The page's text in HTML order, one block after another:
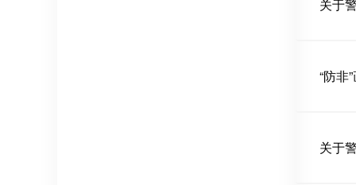
“防非